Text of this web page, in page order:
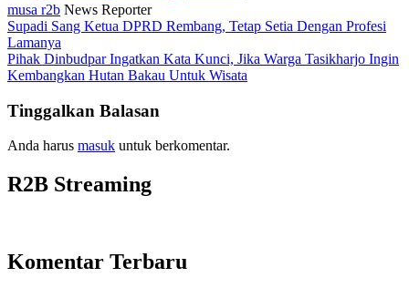
musa r2b News Reporter
Supadi Sang Ketua DPRD Rembang, Tetap Setia Dengan Profesi
Lamanya
Pihak Dinbudpar Ingatkan Kata Kunci, Jika Warga Tasikharjo Ingin
Kembangkan Hutan Bakau Untuk Wisata
Tinggalkan Balasan
Anda harus masuk untuk berkomentar.
R2B Streaming
Komentar Terbaru